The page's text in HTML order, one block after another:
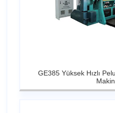
GE385 Yüksek Hızlı